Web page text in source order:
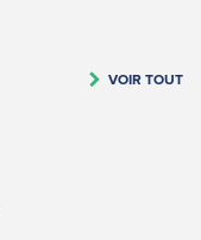
VOIR TOUT